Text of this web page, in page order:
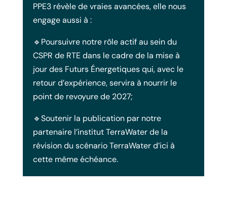
PPE3 révèle de vraies avancées, elle nous
engage aussi à :
🔹Poursuivre notre rôle actif au sein du
CSPR de RTE dans le cadre de la mise à
jour des Futurs Énergetiques qui, avec le
retour d’expérience, servira à nourrir le
point de revoyure de 2027;
🔹Soutenir la publication par notre
partenaire l’institut TerraWater de la
révision du scénario TerraWater d’ici à
cette même échéance.